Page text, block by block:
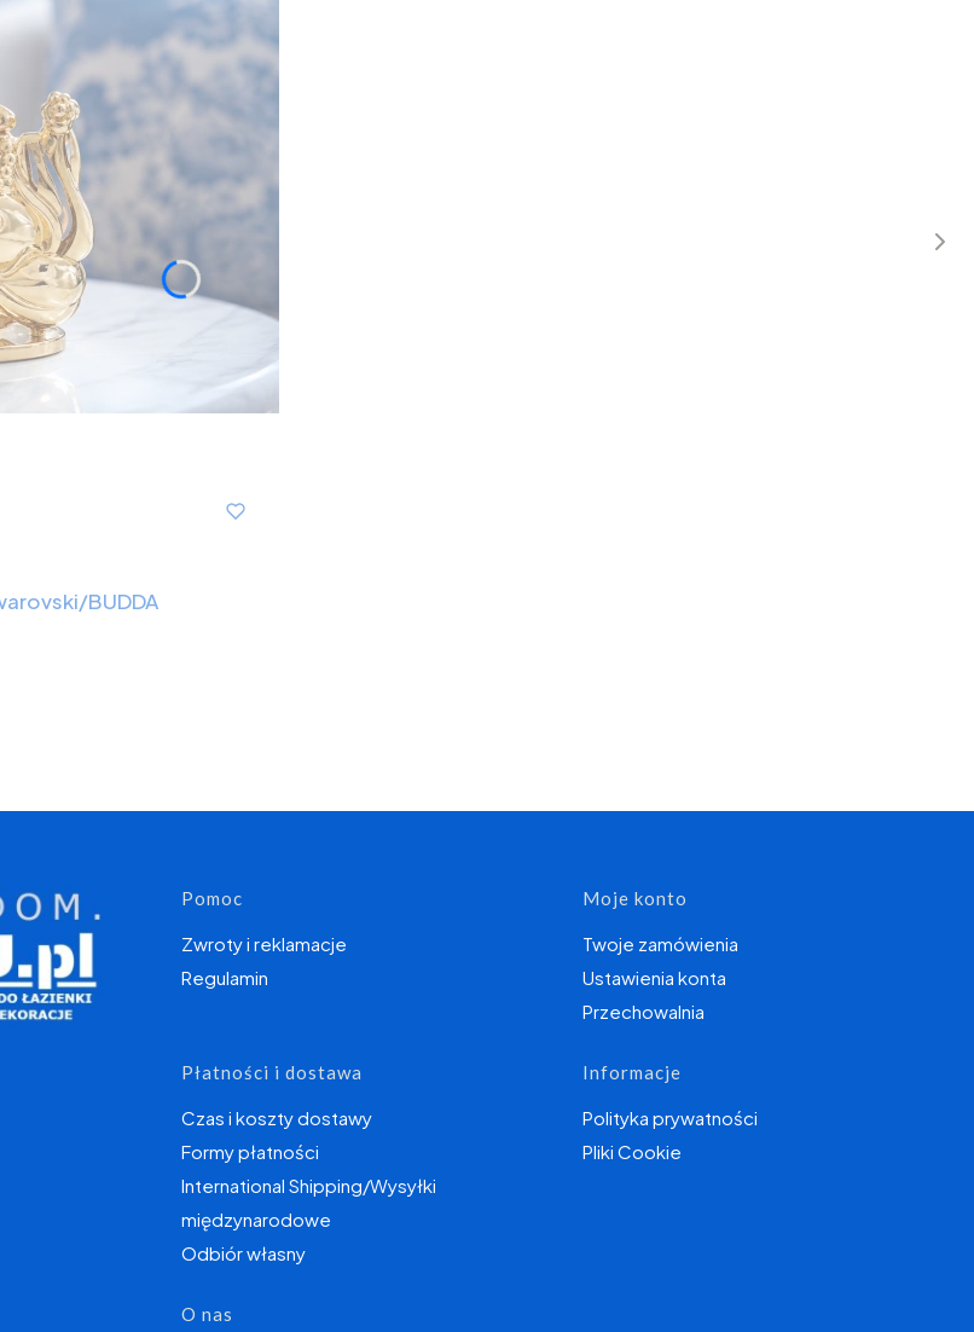
BUDDA
Linki w stopce
Pomoc
Zwroty i reklamacje
Regulamin
Moje konto
Twoje zamówienia
Ustawienia konta
Przechowalnia
Płatności i dostawa
Czas i koszty dostawy
Formy płatności
International Shipping/Wysyłki
międzynarodowe
Odbiór własny
Informacje
Polityka prywatności
Pliki Cookie
O nas